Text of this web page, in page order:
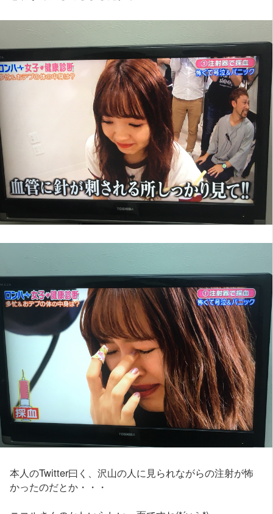
本人のTwitter曰く、沢山の人に見られながらの注射が怖
かったのだとか・・・